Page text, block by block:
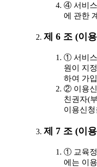
④ 서비스
에 관한
제 6 조 (이
① 서비스
원이 지
하여 가
② 이용신
친권자(
이용신
제 7 조 (이
① 교육정
에는 이